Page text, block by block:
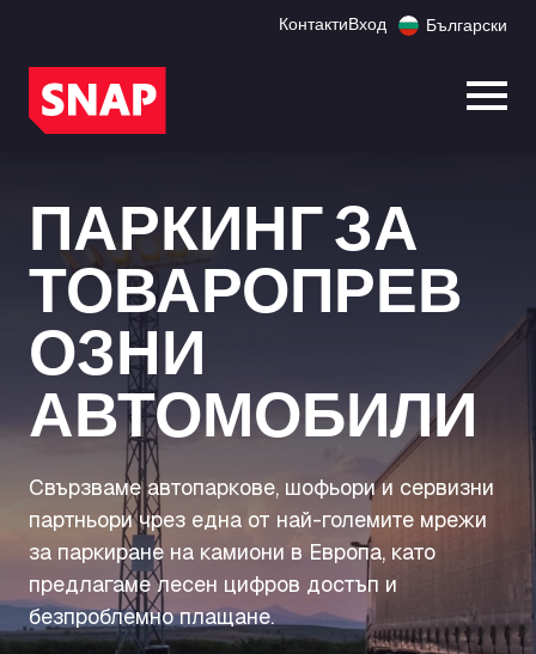
КонтактиВход Български
ПАРКИНГ ЗА
ТОВАРОПРЕВ
ОЗНИ
АВТОМОБИЛИ
Свързваме автопаркове, шофьори и сервизни
партньори чрез една от най-големите мрежи
за паркиране на камиони в Европа, като
предлагаме лесен цифров достъп и
безпроблемно плащане.